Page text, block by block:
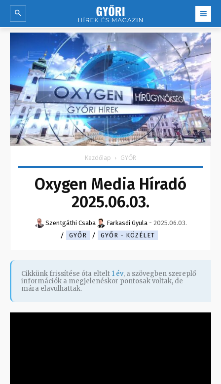
Kezdőlap GYŐR
Oxygen Media Híradó
2025.06.03.
Szentgáthi Csaba Farkasdi Gyula - 2025.06.03.
GYŐR
GYŐR - KÖZÉLET
Cikkünk frissítése óta eltelt 1 év, a szövegben szereplő
információk a megjelenéskor pontosak voltak, de
mára elavulhattak.